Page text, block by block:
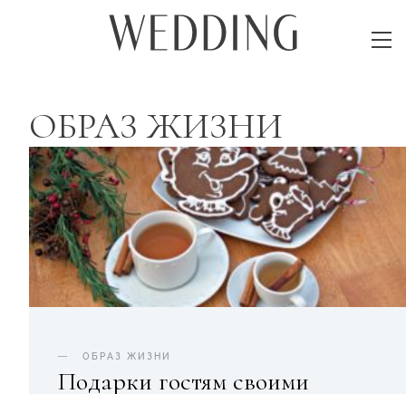
ОБРАЗ ЖИЗНИ
ОБРАЗ ЖИЗНИ
Подарки гостям своими